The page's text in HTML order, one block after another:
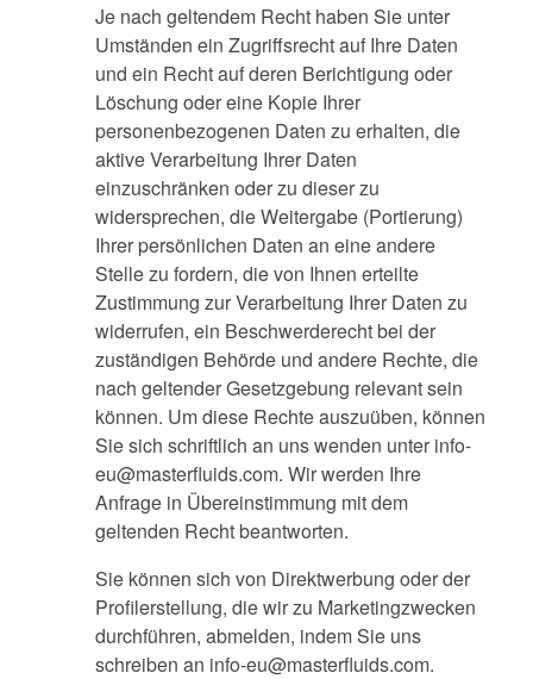
Je nach geltendem Recht haben Sie unter
Umständen ein Zugriffsrecht auf Ihre Daten
und ein Recht auf deren Berichtigung oder
Löschung oder eine Kopie Ihrer
personenbezogenen Daten zu erhalten, die
aktive Verarbeitung Ihrer Daten
einzuschränken oder zu dieser zu
widersprechen, die Weitergabe (Portierung)
Ihrer persönlichen Daten an eine andere
Stelle zu fordern, die von Ihnen erteilte
Zustimmung zur Verarbeitung Ihrer Daten zu
widerrufen, ein Beschwerderecht bei der
zuständigen Behörde und andere Rechte, die
nach geltender Gesetzgebung relevant sein
können. Um diese Rechte auszuüben, können
Sie sich schriftlich an uns wenden unter info-
eu@masterfluids.com. Wir werden Ihre
Anfrage in Übereinstimmung mit dem
geltenden Recht beantworten.
Sie können sich von Direktwerbung oder der
Profilerstellung, die wir zu Marketingzwecken
durchführen, abmelden, indem Sie uns
schreiben an info-eu@masterfluids.com.